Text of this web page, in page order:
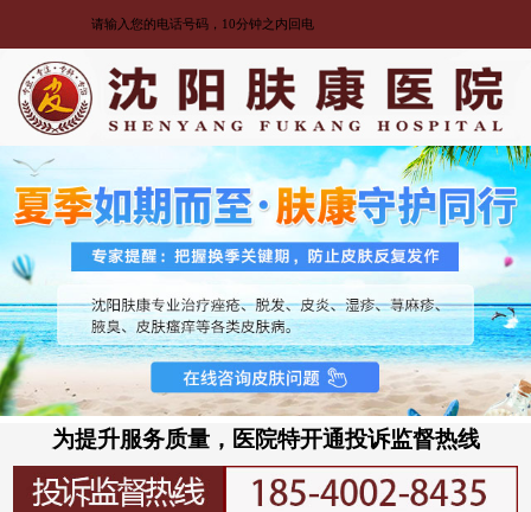
为提升服务质量，医院特开通投诉监督热线